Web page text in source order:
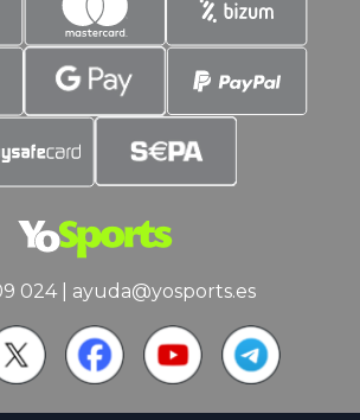
024| ayuda@yosports.es